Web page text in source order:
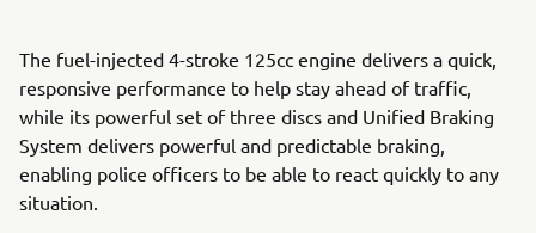
The fuel-injected 4-stroke 125cc engine delivers a quick,
responsive performance to help stay ahead of traffic,
while its powerful set of three discs and Unified Braking
System delivers powerful and predictable braking,
enabling police officers to be able to react quickly to any
situation.